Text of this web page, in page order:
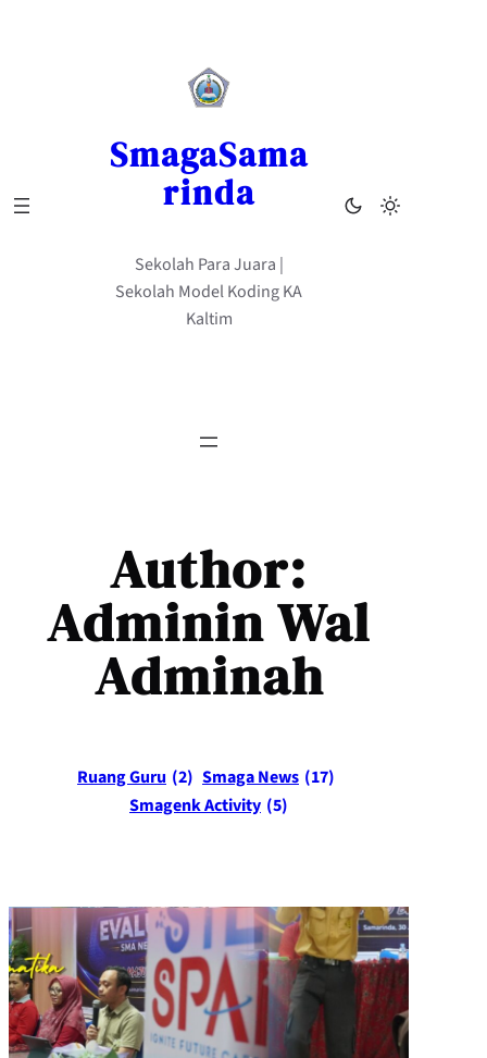
SmagaSama
rinda
Sekolah Para Juara |
Sekolah Model Koding KA
Kaltim
Author:
Adminin Wal
Adminah
Ruang Guru (2) Smaga News (17)
Smagenk Activity (5)